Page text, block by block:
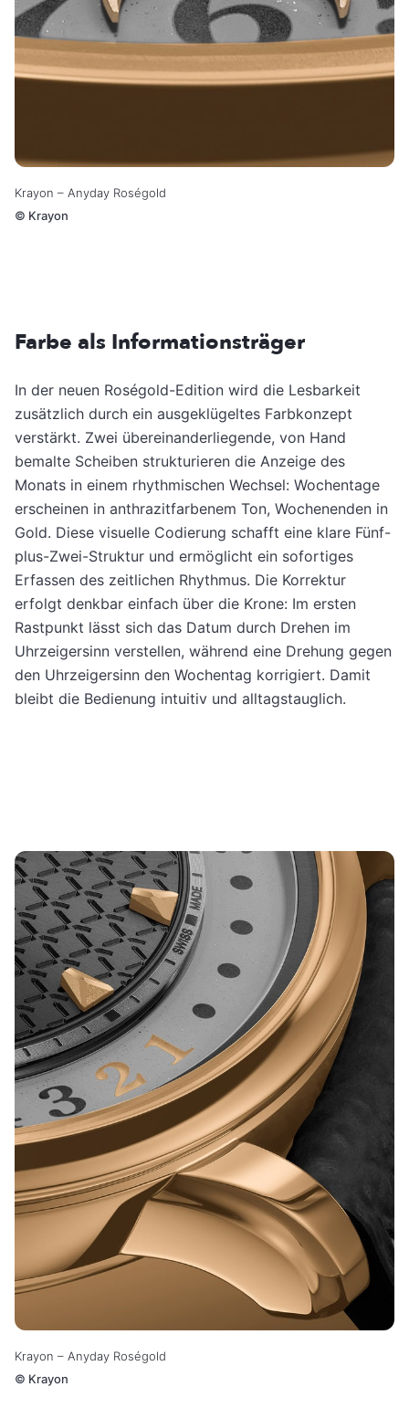
Krayon – Anyday Roségold
© Krayon
Farbe als Informationsträger
In der neuen Roségold-Edition wird die Lesbarkeit
zusätzlich durch ein ausgeklügeltes Farbkonzept
verstärkt. Zwei übereinanderliegende, von Hand
bemalte Scheiben strukturieren die Anzeige des
Monats in einem rhythmischen Wechsel: Wochentage
erscheinen in anthrazitfarbenem Ton, Wochenenden in
Gold. Diese visuelle Codierung schafft eine klare Fünf-
plus-Zwei-Struktur und ermöglicht ein sofortiges
Erfassen des zeitlichen Rhythmus. Die Korrektur
erfolgt denkbar einfach über die Krone: Im ersten
Rastpunkt lässt sich das Datum durch Drehen im
Uhrzeigersinn verstellen, während eine Drehung gegen
den Uhrzeigersinn den Wochentag korrigiert. Damit
bleibt die Bedienung intuitiv und alltagstauglich.
Krayon – Anyday Roségold
© Krayon